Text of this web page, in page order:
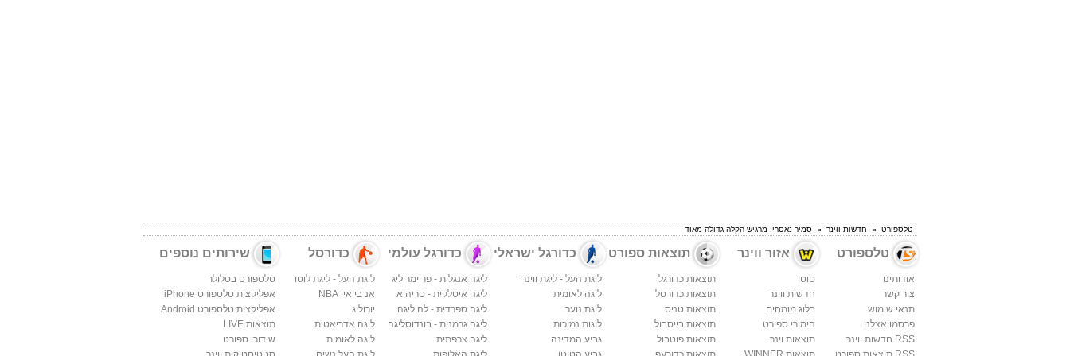
טלספורט » חדשות ווינר » סמיר נאסרי: מרגיש הקלה גדולה מאוד
טלספורט
אודותינו
צור קשר
תנאי שימוש
פרסמו אצלנו
RSS חדשות ווינר
אזור ווינר
טוטו
חדשות ווינר
בלוג מומחים
הימורי ספורט
תוצאות וינר
תוצאות ספורט
תוצאות כדורגל
תוצאות כדורסל
תוצאות טניס
תוצאות בייסבול
תוצאות פוטבול
כדורגל ישראלי
ליגת העל - ליגת ווינר
ליגה לאומית
ליגת נוער
ליגות נמוכות
גביע המדינה
כדורגל עולמי
ליגה אנגלית - פריימר ליג
ליגה איטלקית - סריה א
ליגה ספרדית - לה ליגה
ליגה גרמנית - בונדוסליגה
ליגה צרפתית
כדורסל
ליגת העל - ליגת לוטו
אנ בי איי NBA
יורוליג
ליגה אדריאטית
ליגה לאומית
שירותים נוספים
טלספורט בסלולר
אפליקצית טלספורט iPhone
אפליקצית טלספורט Android
תוצאות LIVE
שידורי ספורט